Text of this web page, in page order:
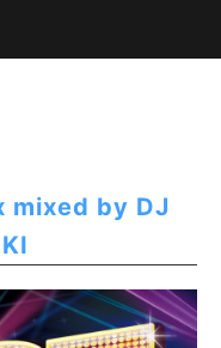
mixed by DJ